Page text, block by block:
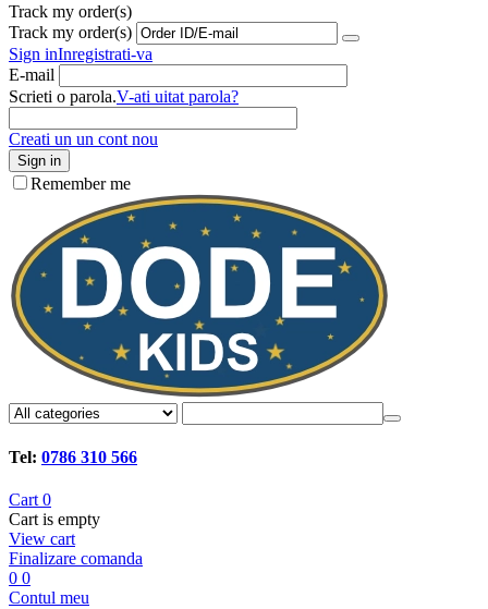
Track my order(s)
Track my order(s)
Sign inInregistrati-va
E-mail
Scrieti o parola.V-ati uitat parola?
Creati un un cont nou
Sign in
Remember me
Tel: 0786 310 566
Cart 0
Cart is empty
View cart
Finalizare comanda
0 0
Contul meu